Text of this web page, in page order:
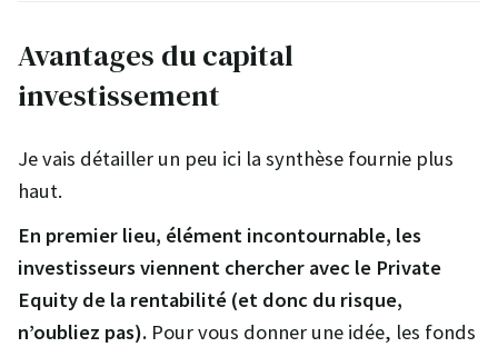
Avantages du capital
investissement
Je vais détailler un peu ici la synthèse fournie plus
haut.
En premier lieu, élément incontournable, les
investisseurs viennent chercher avec le Private
Equity de la rentabilité (et donc du risque,
n’oubliez pas). Pour vous donner une idée, les fonds